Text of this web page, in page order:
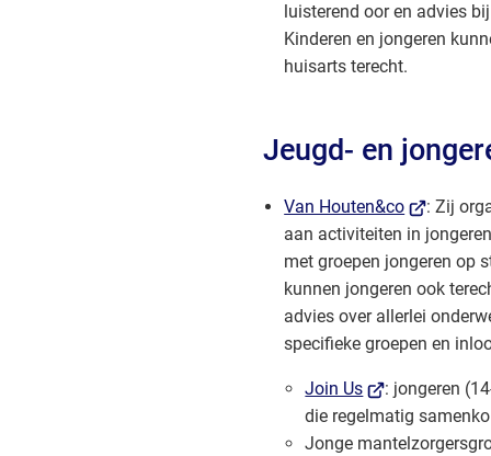
luisterend oor en advies
Kinderen en jongeren
huisarts terecht.
Jeugd- en
Van Houten&co(Verwijst
naar
een
externe
website)
: Zij
aan activiteiten in
met groepen jongeren op
kunnen jongeren ook
advies over allerlei
specifieke groepen en
Join Us(Verwijst
naar
een
: jongeren
die regelmatig
Jonge